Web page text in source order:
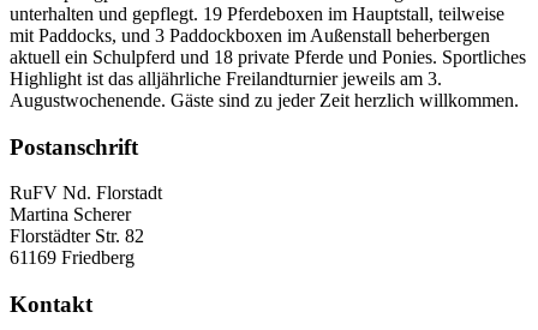
unterhalten und gepflegt. 19 Pferdeboxen im Hauptstall, teilweise
mit Paddocks, und 3 Paddockboxen im Außenstall beherbergen
aktuell ein Schulpferd und 18 private Pferde und Ponies. Sportliches
Highlight ist das alljährliche Freilandturnier jeweils am 3.
Augustwochenende. Gäste sind zu jeder Zeit herzlich willkommen.
Postanschrift
RuFV Nd. Florstadt
Martina Scherer
Florstädter Str. 82
61169 Friedberg
Kontakt